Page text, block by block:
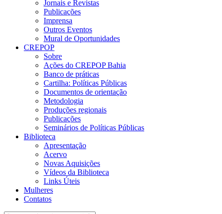
Jornais e Revistas
Publicações
Imprensa
Outros Eventos
Mural de Oportunidades
CREPOP
Sobre
Ações do CREPOP Bahia
Banco de práticas
Cartilha: Políticas Públicas
Documentos de orientação
Metodologia
Produções regionais
Publicações
Seminários de Políticas Públicas
Biblioteca
Apresentação
Acervo
Novas Aquisições
Vídeos da Biblioteca
Links Úteis
Mulheres
Contatos